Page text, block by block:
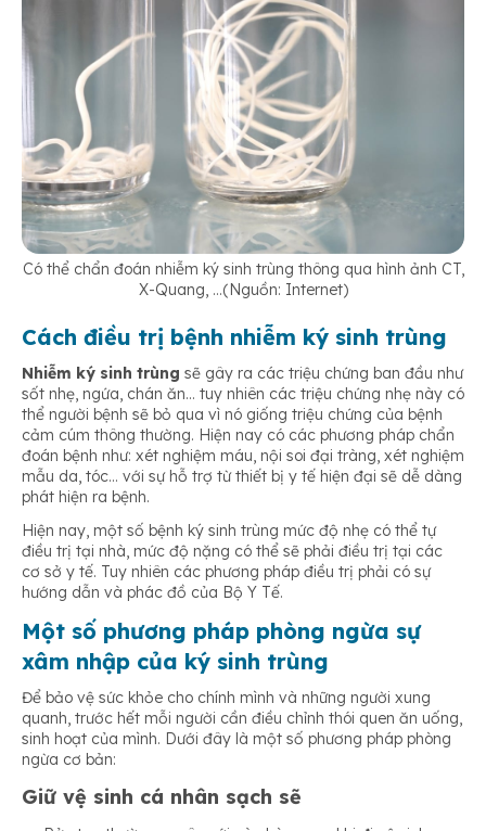
Có thể chẩn đoán nhiễm ký sinh trùng thông qua hình ảnh CT,
X-Quang, …(Nguồn: Internet)
Cách điều trị bệnh nhiễm ký sinh trùng
Nhiễm ký sinh trùng sẽ gây ra các triệu chứng ban đầu như
sốt nhẹ, ngứa, chán ăn… tuy nhiên các triệu chứng nhẹ này có
thể người bệnh sẽ bỏ qua vì nó giống triệu chứng của bệnh
cảm cúm thông thường. Hiện nay có các phương pháp chẩn
đoán bệnh như: xét nghiệm máu, nội soi đại tràng, xét nghiệm
mẫu da, tóc… với sự hỗ trợ từ thiết bị y tế hiện đại sẽ dễ dàng
phát hiện ra bệnh.
Hiện nay, một số bệnh ký sinh trùng mức độ nhẹ có thể tự
điều trị tại nhà, mức độ nặng có thể sẽ phải điều trị tại các
cơ sở y tế. Tuy nhiên các phương pháp điều trị phải có sự
hướng dẫn và phác đồ của Bộ Y Tế.
Một số phương pháp phòng ngừa sự
xâm nhập của ký sinh trùng
Để bảo vệ sức khỏe cho chính mình và những người xung
quanh, trước hết mỗi người cần điều chỉnh thói quen ăn uống,
sinh hoạt của mình. Dưới đây là một số phương pháp phòng
ngừa cơ bản:
Giữ vệ sinh cá nhân sạch sẽ